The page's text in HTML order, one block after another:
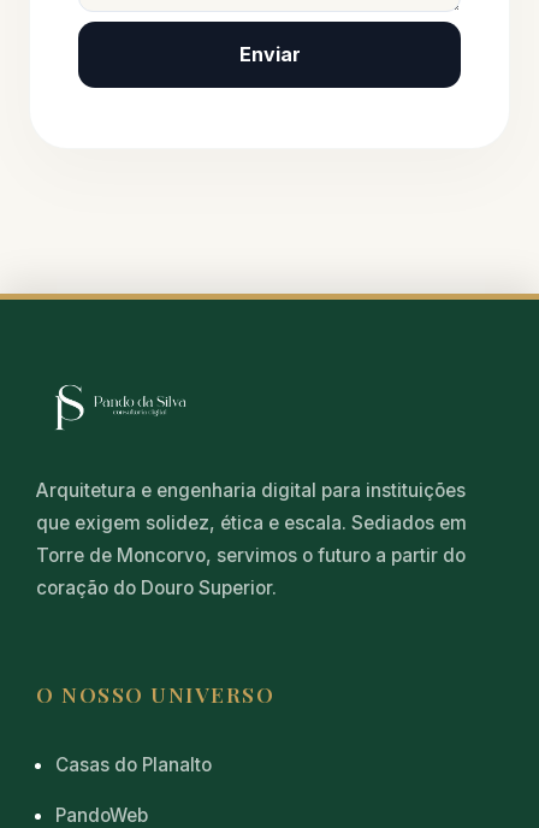
Enviar
Arquitetura e engenharia digital para instituições
que exigem solidez, ética e escala. Sediados em
Torre de Moncorvo, servimos o futuro a partir do
coração do Douro Superior.
O NOSSO UNIVERSO
Casas do Planalto
PandoWeb